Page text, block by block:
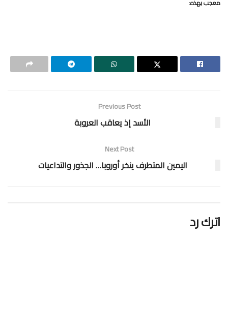
معجب بهذه:
Previous Post
الأسد إذ يعاقب العروبة
Next Post
اليمين المتطرف ينخر أوروبا… الجذور والتداعيات
اترك رد